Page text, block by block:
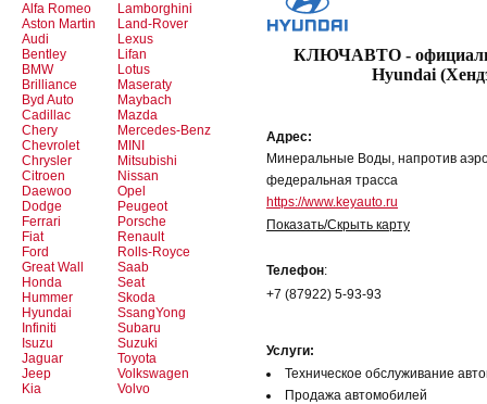
Alfa Romeo
Aston Martin
Audi
Bentley
BMW
Brilliance
Byd Auto
Cadillac
Chery
Chevrolet
Chrysler
Citroen
Daewoo
Dodge
Ferrari
Fiat
Ford
Great Wall
Honda
Hummer
Hyundai
Infiniti
Isuzu
Jaguar
Jeep
Kia
Lamborghini
Land-Rover
Lexus
Lifan
Lotus
Maseraty
Maybach
Mazda
Mercedes-Benz
MINI
Mitsubishi
Nissan
Opel
Peugeot
Porsche
Renault
Rolls-Royce
Saab
Seat
Skoda
SsangYong
Subaru
Suzuki
Toyota
Volkswagen
Volvo
КЛЮЧАВТО -
Hyundai
Адрес:
Минеральные Воды, напротив
федеральная трасса
https://www.keyauto.ru
Показать/Скрыть карту
Телефон:
+7 (87922) 5-93-93
Услуги:
Техническое обслуживание
Продажа автомобилей